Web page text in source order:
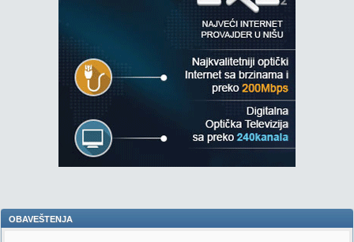
OBAVEŠTENJA